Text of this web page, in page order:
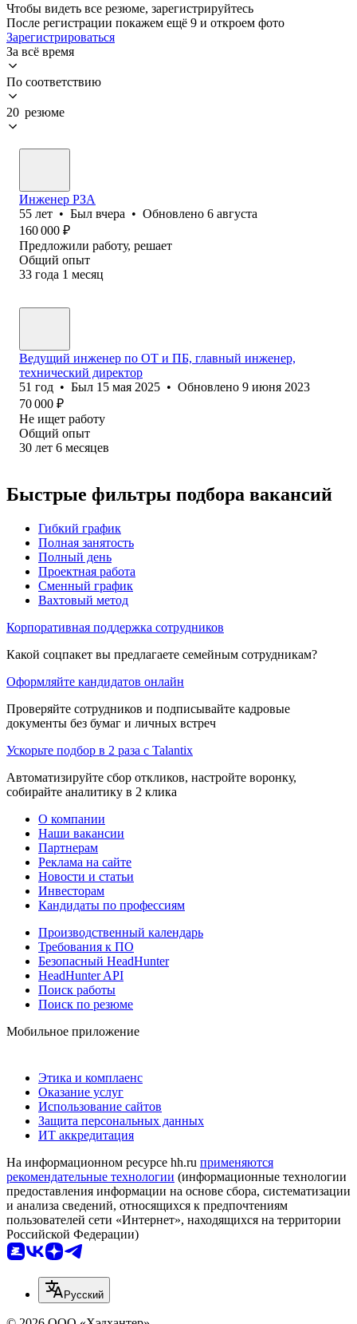
Чтобы видеть все резюме, зарегистрируйтесь
После регистрации покажем ещё 9 и откроем фото
Зарегистрироваться
За всё время
По соответствию
20 резюме
Инженер РЗА
55 лет • Был вчера • Обновлено 6 августа
160 000 ₽
Предложили работу, решает
Общий опыт
33 года 1 месяц
Ведущий инженер по ОТ и ПБ, главный инженер,
технический директор
51 год • Был 15 мая 2025 • Обновлено 9 июня 2023
70 000 ₽
Не ищет работу
Общий опыт
30 лет 6 месяцев
Быстрые фильтры подбора вакансий
Гибкий график
Полная занятость
Полный день
Проектная работа
Сменный график
Вахтовый метод
Корпоративная поддержка сотрудников
Какой соцпакет вы предлагаете семейным сотрудникам?
Оформляйте кандидатов онлайн
Проверяйте сотрудников и подписывайте кадровые
документы без бумаг и личных встреч
Ускорьте подбор в 2 раза с Talantix
Автоматизируйте сбор откликов, настройте воронку,
собирайте аналитику в 2 клика
О компании
Наши вакансии
Партнерам
Реклама на сайте
Новости и статьи
Инвесторам
Кандидаты по профессиям
Производственный календарь
Требования к ПО
Безопасный HeadHunter
HeadHunter API
Поиск работы
Поиск по резюме
Мобильное приложение
Этика и комплаенс
Оказание услуг
Использование сайтов
Защита персональных данных
ИТ аккредитация
На информационном ресурсе hh.ru применяются
рекомендательные технологии (информационные технологии
предоставления информации на основе сбора, систематизации
и анализа сведений, относящихся к предпочтениям
пользователей сети «Интернет», находящихся на территории
Российской Федерации)
Русский